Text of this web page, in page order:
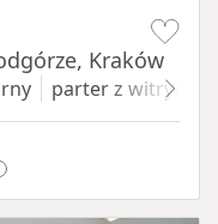
Kraków
parterz witryną